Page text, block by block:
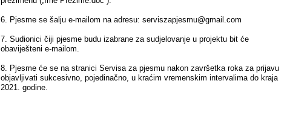
6. Pjesme se šalju e-mailom na adresu: serviszapjesmu@gmail.com
7. Sudionici čiji pjesme budu izabrane za sudjelovanje u projektu bit će
obaviješteni e-mailom.
8. Pjesme će se na stranici Servisa za pjesmu nakon završetka roka za prijavu
objavljivati sukcesivno, pojedinačno, u kraćim vremenskim intervalima do kraja
2021. godine.